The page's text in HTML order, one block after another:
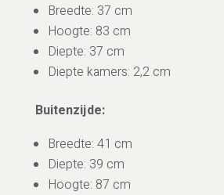
Breedte: 37 cm
Hoogte: 83 cm
Diepte: 37 cm
Diepte kamers: 2,2 cm
Buitenzijde:
Breedte: 41 cm
Diepte: 39 cm
Hoogte: 87 cm